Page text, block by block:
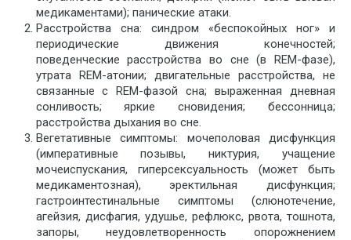
медикаментами); панические атаки.
Расстройства сна: синдром «беспокойных ног» и
периодические движения конечностей;
поведенческие расстройства во сне (в REM-фазе),
утрата REM-атонии; двигательные расстройства, не
связанные с REM-фазой сна; выраженная дневная
сонливость; яркие сновидения; бессонница;
расстройства дыхания во сне.
Вегетативные симптомы: мочеполовая дисфункция
(императивные позывы, никтурия, учащение
мочеиспускания, гиперсексуальность (может быть
медикаментозная), эректильная дисфункция;
гастроинтестинальные симптомы (слюнотечение,
агейзия, дисфагия, удушье, рефлюкс, рвота, тошнота,
запоры, неудовлетворенность опорожнением